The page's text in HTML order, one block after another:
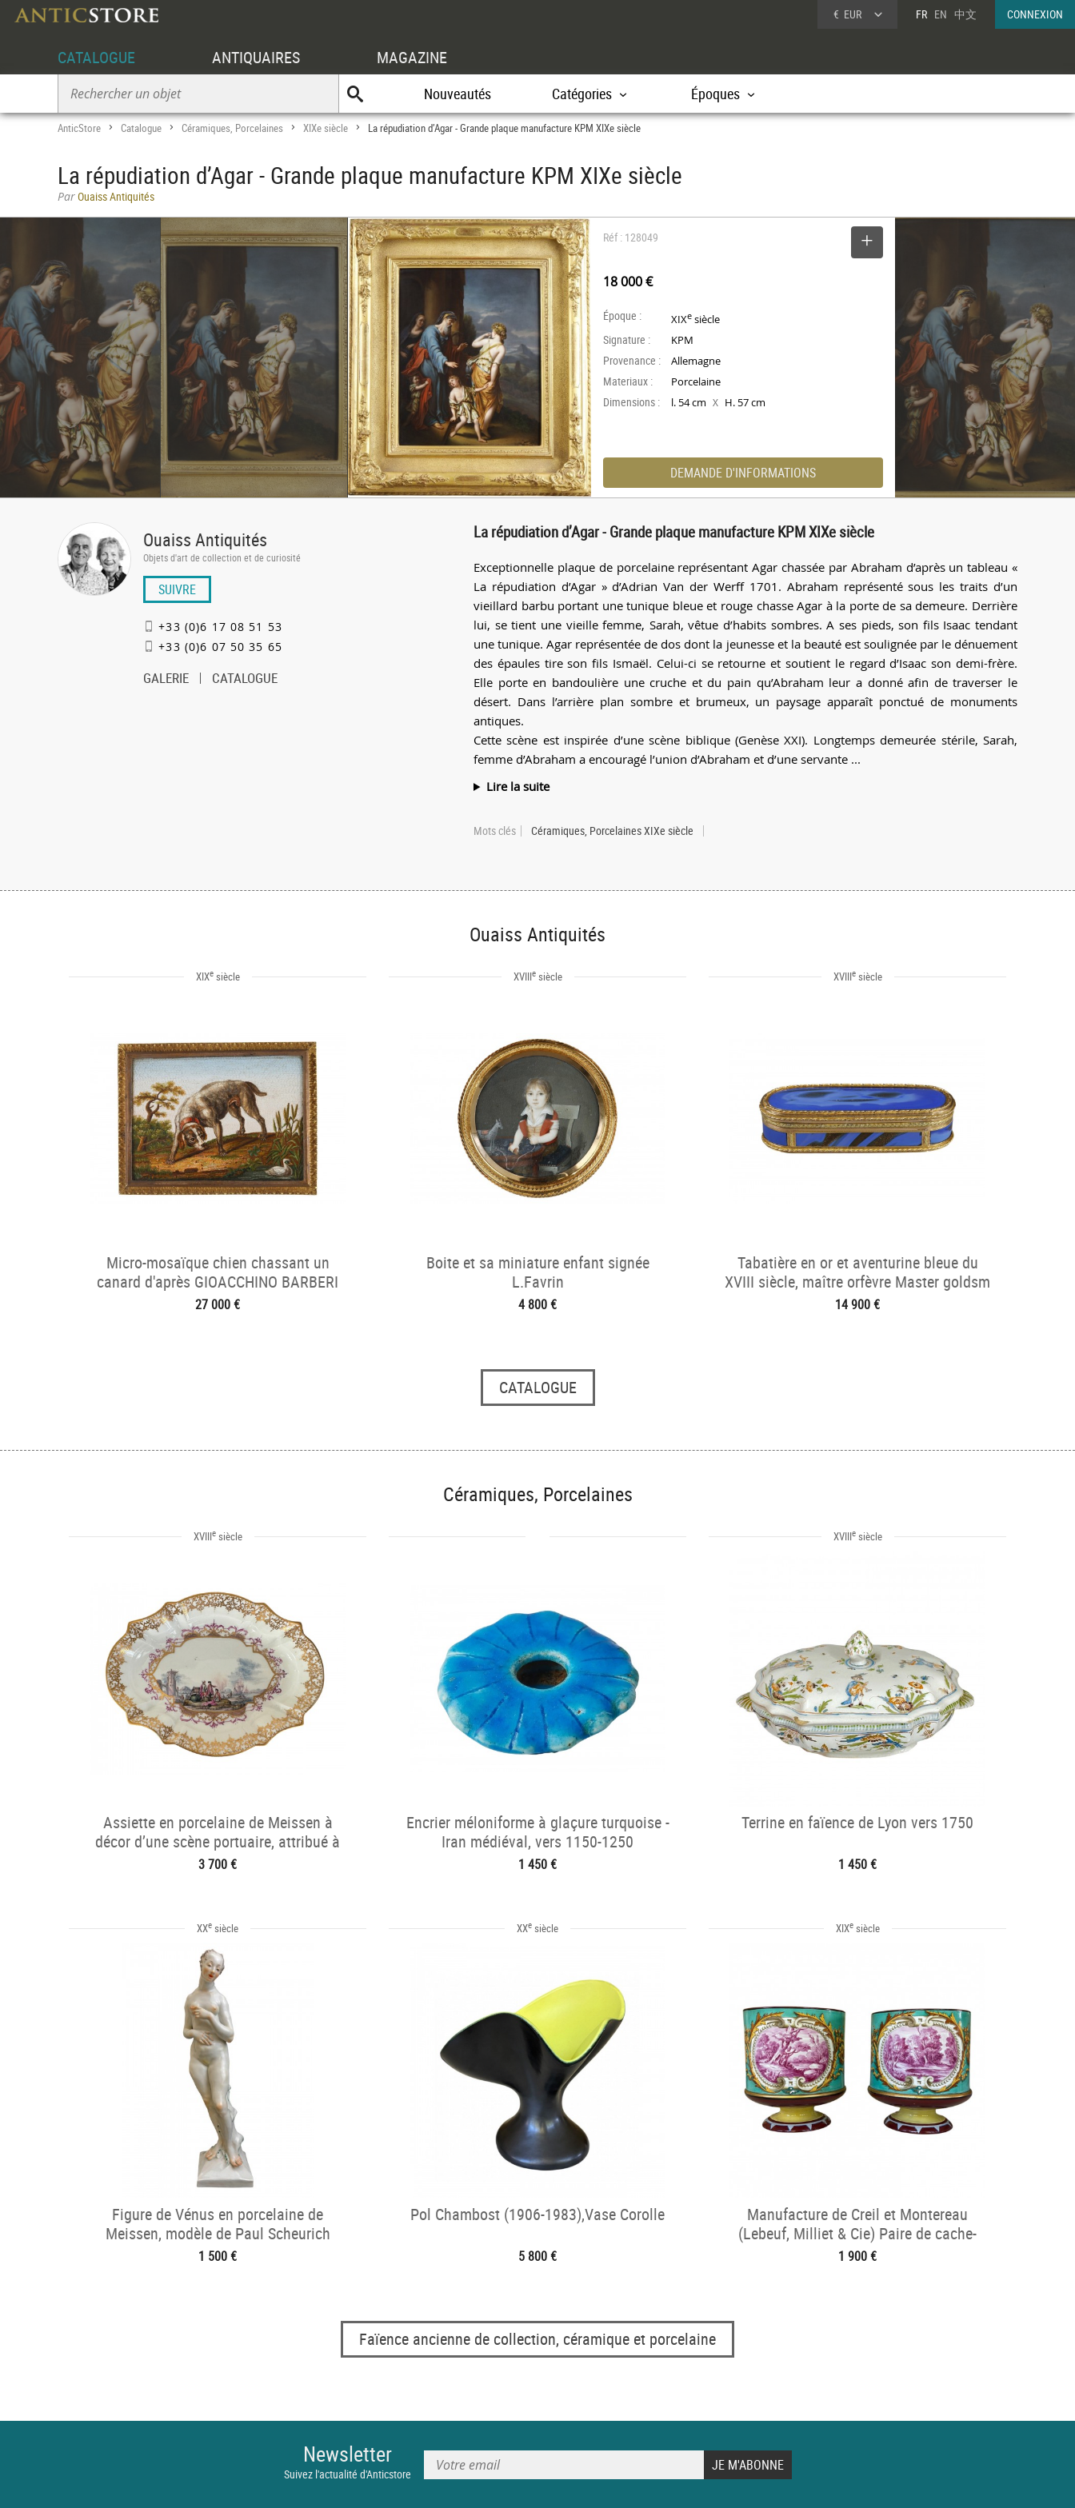
€ EUR FR EN 中文 CONNEXION
CATALOGUE ANTIQUAIRES MAGAZINE
Nouveautés Catégories Époques
AnticStore > Catalogue > Céramiques, Porcelaines > XIXe siècle > La répudiation d’Agar - Grande plaque manufacture KPM XIXe siècle
La répudiation d’Agar - Grande plaque manufacture KPM XIXe siècle
ParOuaiss Antiquités
Réf : 128049
18 000 €
Époque : XIXe siècle
Signature : KPM
Provenance : Allemagne
Materiaux : Porcelaine
Dimensions : l. 54 cm X H. 57 cm
DEMANDE D'INFORMATIONS
Ouaiss Antiquités
Objets d'art de collection et de curiosité
SUIVRE
+33 (0)6 17 08 51 53
+33 (0)6 07 50 35 65
GALERIE CATALOGUE
La répudiation d’Agar - Grande plaque manufacture KPM XIXe siècle
Exceptionnelle plaque de porcelaine représentant Agar chassée par Abraham d’après un tableau «
La répudiation d’Agar » d’Adrian Van der Werff 1701. Abraham représenté sous les traits d’un
vieillard barbu portant une tunique bleue et rouge chasse Agar à la porte de sa demeure. Derrière
lui, se tient une vieille femme, Sarah, vêtue d’habits sombres. A ses pieds, son fils Isaac tendant
une tunique. Agar représentée de dos dont la jeunesse et la beauté est soulignée par le dénuement
des épaules tire son fils Ismaël. Celui-ci se retourne et soutient le regard d’Isaac son demi-frère.
Elle porte en bandoulière une cruche et du pain qu’Abraham leur a donné afin de traverser le
désert. Dans l’arrière plan sombre et brumeux, un paysage apparaît ponctué de monuments
antiques.
Cette scène est inspirée d’une scène biblique (Genèse XXI). Longtemps demeurée stérile, Sarah,
femme d’Abraham a encouragé l’union d’Abraham et d’une servante ...
Lire la suite
Mots clés Céramiques, Porcelaines XIXe siècle
Ouaiss Antiquités
XIXesiècle
Micro-mosaïque chien chassant un
canard d'après GIOACCHINO BARBERI
XIXe siècle
27 000 €
XVIIIesiècle
Boite et sa miniature enfant signée
L.Favrin
4 800 €
XVIIIesiècle
Tabatière en or et aventurine bleue du
XVIII siècle, maître orfèvre Master goldsm
14 900 €
CATALOGUE
Céramiques, Porcelaines
XVIIIesiècle
Assiette en porcelaine de Meissen à
décor d’une scène portuaire, attribué à
Christian F. Herold.
3 700 €
Encrier méloniforme à glaçure turquoise -
Iran médiéval, vers 1150-1250
1 450 €
XVIIIesiècle
Terrine en faïence de Lyon vers 1750
1 450 €
XXe siècle
Figure de Vénus en porcelaine de
Meissen, modèle de Paul Scheurich
1 500 €
XXe siècle
Pol Chambost (1906-1983),Vase Corolle
5 800 €
XIXesiècle
Manufacture de Creil et Montereau
(Lebeuf, Milliet & Cie) Paire de cache-
pots
1 900 €
Faïence ancienne de collection, céramique et porcelaine
Newsletter
Suivez l'actualité d'Anticstore